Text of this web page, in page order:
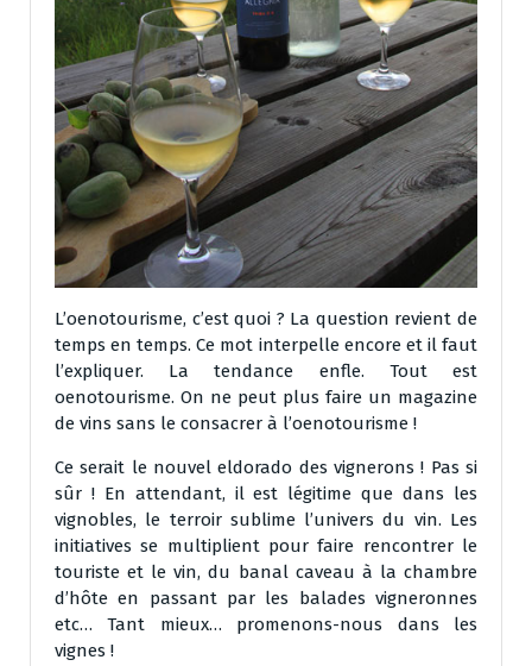
L’oenotourisme, c’est quoi ? La question revient de
temps en temps. Ce mot interpelle encore et il faut
l’expliquer. La tendance enfle. Tout est
oenotourisme. On ne peut plus faire un magazine
de vins sans le consacrer à l’oenotourisme !
Ce serait le nouvel eldorado des vignerons ! Pas si
sûr ! En attendant, il est légitime que dans les
vignobles, le terroir sublime l’univers du vin. Les
initiatives se multiplient pour faire rencontrer le
touriste et le vin, du banal caveau à la chambre
d’hôte en passant par les balades vigneronnes
etc… Tant mieux… promenons-nous dans les
vignes !